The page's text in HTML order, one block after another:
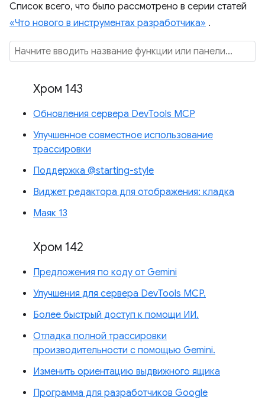
Список всего, что было рассмотрено в серии статей
«Что нового в инструментах разработчика» .
Хром 143
Обновления сервера DevTools MCP
Улучшенное совместное использование
трассировки
Поддержка @starting-style
Виджет редактора для отображения: кладка
Маяк 13
Хром 142
Предложения по коду от Gemini
Улучшения для сервера DevTools MCP.
Более быстрый доступ к помощи ИИ.
Отладка полной трассировки
производительности с помощью Gemini.
Изменить ориентацию выдвижного ящика
Программа для разработчиков Google